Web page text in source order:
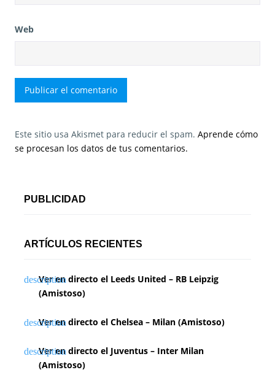
Web
Este sitio usa Akismet para reducir el spam. Aprende cómo
se procesan los datos de tus comentarios.
PUBLICIDAD
ARTÍCULOS RECIENTES
Ver en directo el Leeds United – RB Leipzig
(Amistoso)
Ver en directo el Chelsea – Milan (Amistoso)
Ver en directo el Juventus – Inter Milan
(Amistoso)